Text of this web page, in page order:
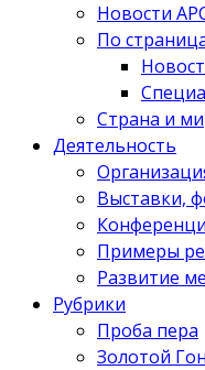
Новости
По
Страна и
Деятельность
Выставки,
Примеры
Развитие
Рубрики
Проба пера
Золотой